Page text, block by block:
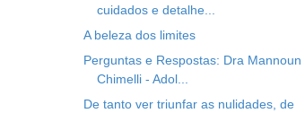
cuidados e detalhe...
A beleza dos limites
Perguntas e Respostas: Dra Mannoun
Chimelli - Adol...
De tanto ver triunfar as nulidades, de